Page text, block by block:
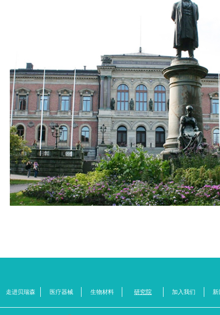
走进贝瑞森 医疗器械 生物材料 研究院 加入我们 新